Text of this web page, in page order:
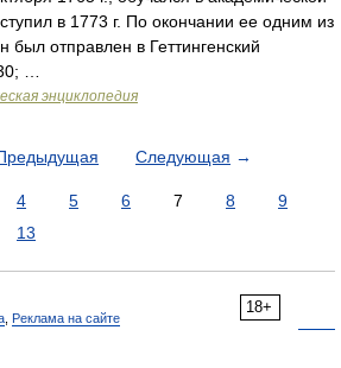
в 1773 г. По окончании ее одним из
был отправлен в Геттингенский
…
энциклопедия
Следующая →
4 5 6 7 8
9
13
18+
Реклама на сайте